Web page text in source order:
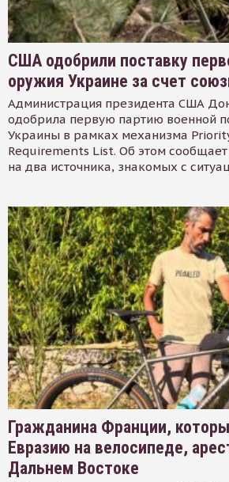
США одобрили поставку
оружия Украине за счет
Администрация президента США
одобрила первую партию военной
Украины в рамках механизма
Requirements List. Об этом
на два источника, знакомых с
Гражданина Франции,
Евразию на велосипеде,
Дальнем Востоке